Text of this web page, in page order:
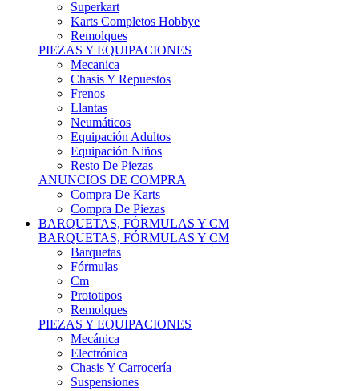
Superkart
Karts Completos Hobbye
Remolques
PIEZAS Y EQUIPACIONES
Mecanica
Chasis Y Repuestos
Frenos
Llantas
Neumáticos
Equipación Adultos
Equipación Niños
Resto De Piezas
ANUNCIOS DE COMPRA
Compra De Karts
Compra De Piezas
BARQUETAS, FÓRMULAS Y CM
BARQUETAS, FÓRMULAS Y CM
Barquetas
Fórmulas
Cm
Prototipos
Remolques
PIEZAS Y EQUIPACIONES
Mecánica
Electrónica
Chasis Y Carrocería
Suspensiones